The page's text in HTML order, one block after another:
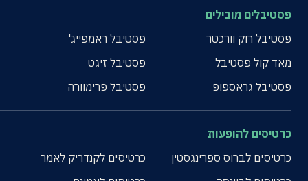
פסטיבלים מובילים
פסטיבל רוק וורכטר
פסטיבל ראמפייג'
מאד קול פסטיבל
פסטיבל זיגט
פסטיבל גראספופ
פסטיבל פרימוורה
כרטיסים להופעות
כרטיסים לברוס ספרינגסטין
כרטיסים לקנדריק לאמר